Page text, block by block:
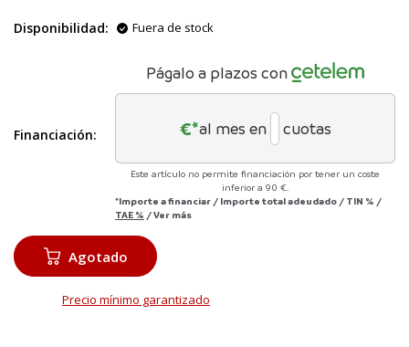
Disponibilidad: Fuera de stock
Financiación:
Págalo a plazos con
€*al mes en cuotas
Este artículo no permite financiación por tener un coste
inferior a 90 €.
*Importe a financiar / Importe total adeudado / TIN % /
TAE % /Ver más
Agotado
Precio mínimo garantizado